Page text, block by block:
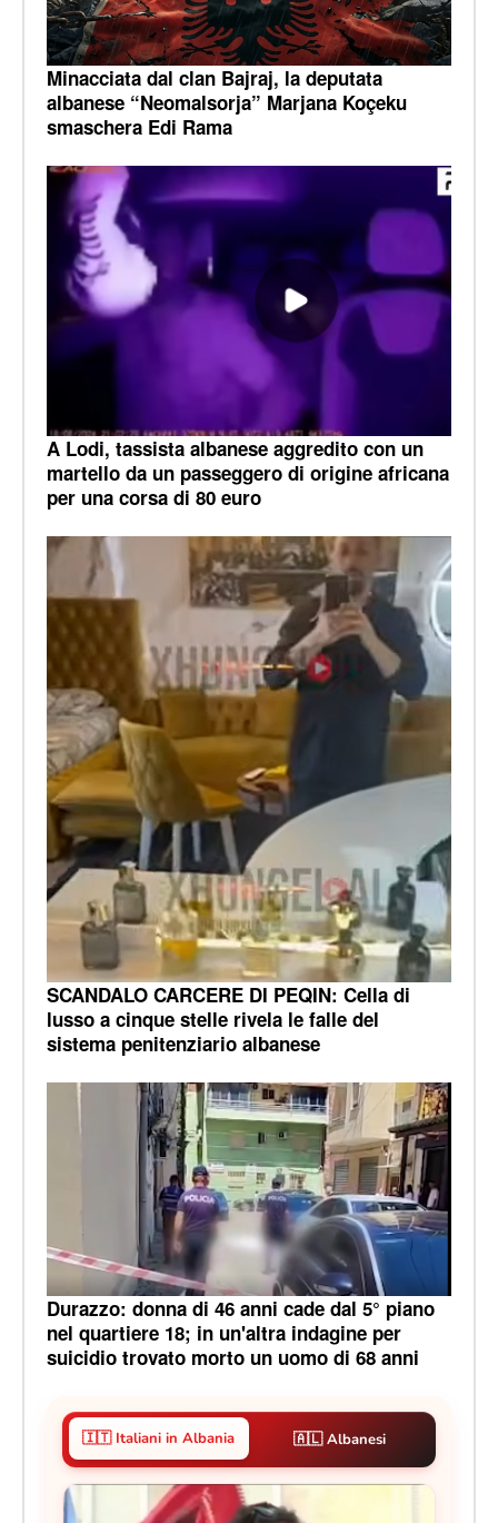
Minacciata dal clan Bajraj, la deputata
albanese “Neomalsorja” Marjana Koçeku
smaschera Edi Rama
A Lodi, tassista albanese aggredito con un
martello da un passeggero di origine africana
per una corsa di 80 euro
SCANDALO CARCERE DI PEQIN: Cella di
lusso a cinque stelle rivela le falle del
sistema penitenziario albanese
Durazzo: donna di 46 anni cade dal 5° piano
nel quartiere 18; in un'altra indagine per
suicidio trovato morto un uomo di 68 anni
🇮🇹 Italiani in Albania 🇦🇱 Albanesi